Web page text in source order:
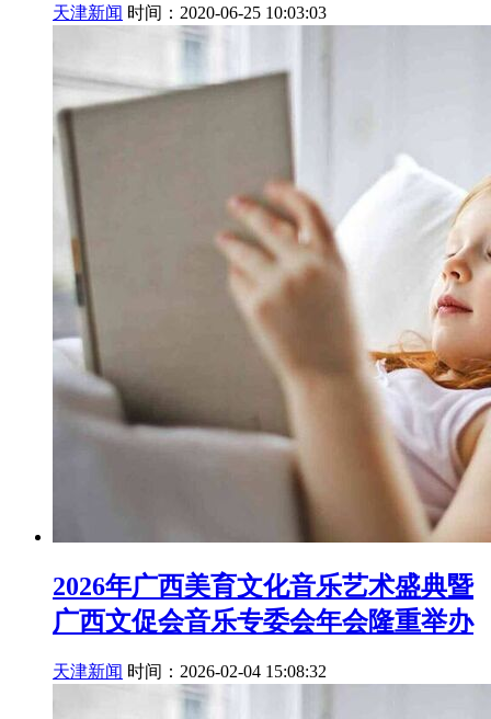
天津新闻 时间：2020-06-25 10:03:03
2026年广西美育文化音乐艺术盛典暨
广西文促会音乐专委会年会隆重举办
天津新闻 时间：2026-02-04 15:08:32